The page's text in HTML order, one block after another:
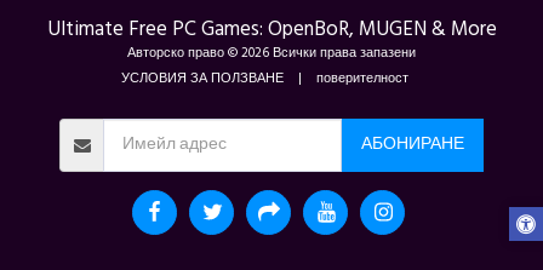
Ultimate Free PC Games: OpenBoR, MUGEN & More
Авторско право © 2026 Всички права запазени
УСЛОВИЯ ЗА ПОЛЗВАНЕ| поверителност
АБОНИРАНЕ